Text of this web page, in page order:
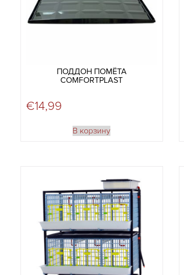
ПОДДОН ПОМЁТА
COMFORTPLAST
€14,99
В корзину